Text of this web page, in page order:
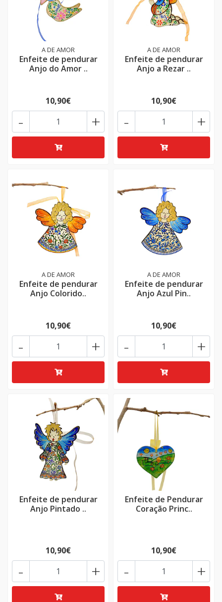
A DE AMOR
Enfeite de pendurar
Anjo do Amor ..
10,90€
+
-
A DE AMOR
Enfeite de pendurar
Anjo a Rezar ..
10,90€
+
-
A DE AMOR
Enfeite de pendurar
Anjo Colorido..
10,90€
+
-
A DE AMOR
Enfeite de pendurar
Anjo Azul Pin..
10,90€
+
-
Enfeite de pendurar
Anjo Pintado ..
10,90€
+
-
Enfeite de Pendurar
Coração Princ..
10,90€
+
-